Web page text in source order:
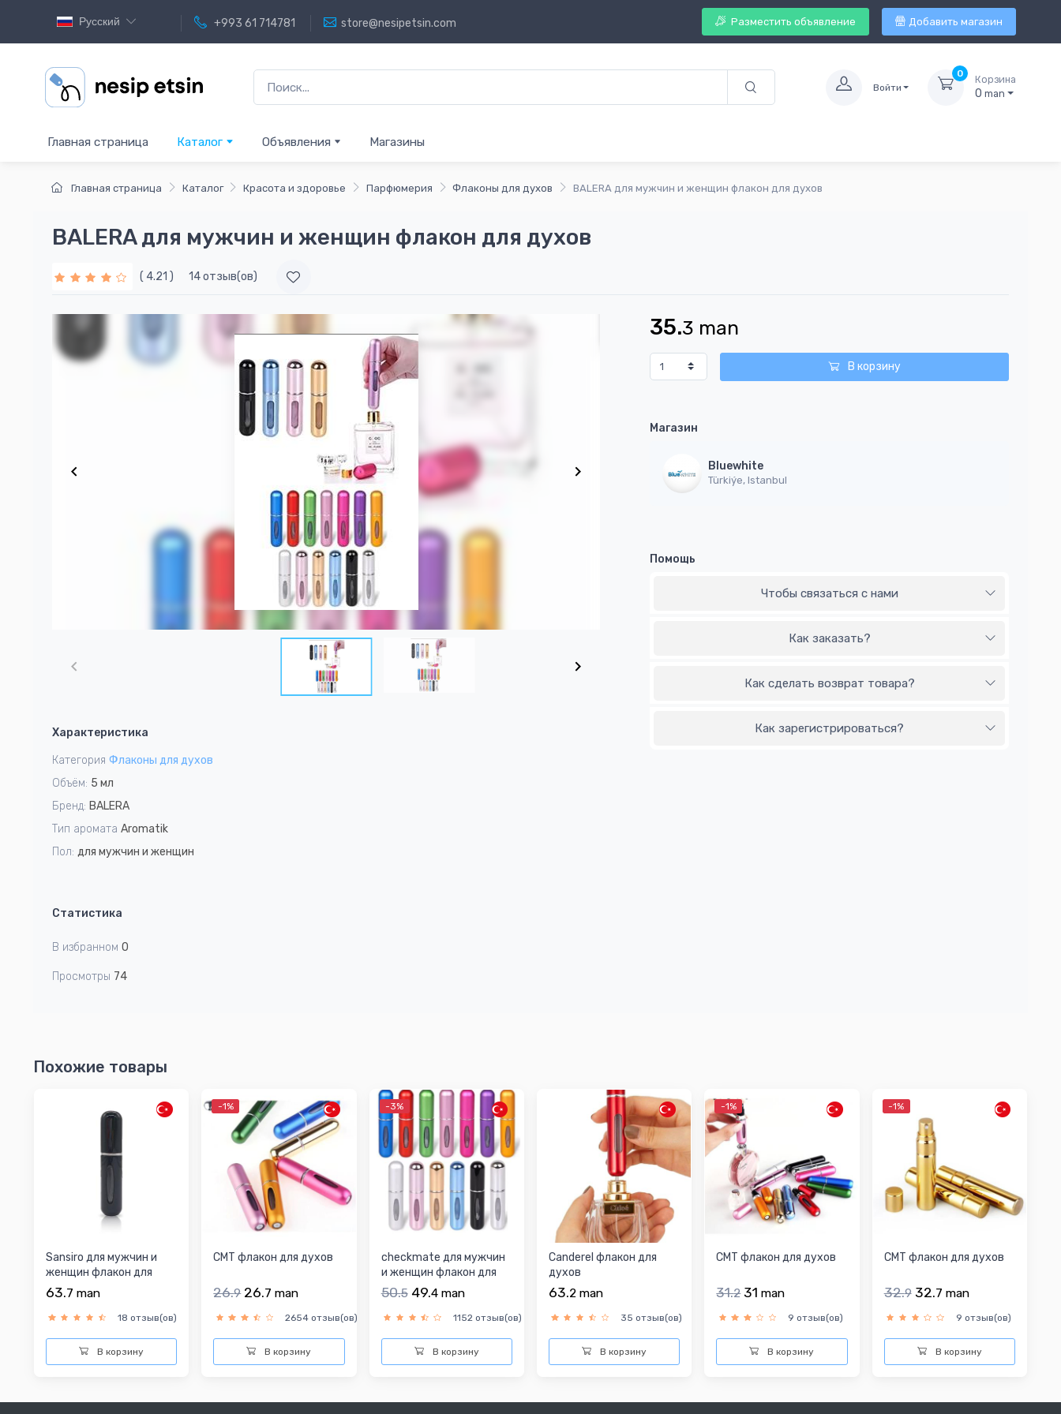
Русский +993 61 714781 store@nesipetsin.com Разместить объявление Добавить магазин
Войти
0
Корзина
0 man
Главная страница Каталог Объявления Магазины
Главная страница Каталог Красота и здоровье Парфюмерия Флаконы для духов BALERA для мужчин и женщин флакон для духов
BALERA для мужчин и женщин флакон для духов
( 4.21 ) 14 отзыв(ов)
2
Характеристика
Категория Флаконы для духов
Объём: 5 мл
Бренд: BALERA
Тип аромата Aromatik
Пол: для мужчин и женщин
Статистика
В избранном 0
Просмотры 74
35.3 man
В корзину
Магазин
Bluewhite
Türkiýe, Istanbul
Помощь
Чтобы связаться с нами
Как заказать?
Как сделать возврат товара?
Как зарегистрироваться?
Похожие товары
Sansiro для мужчин и
женщин флакон для
духов
63.7 man
18 отзыв(ов)
В корзину
-1%
CMT флакон для духов
26.9 26.7 man
2654 отзыв(ов)
В корзину
-3%
checkmate для мужчин
и женщин флакон для
духов
50.5 49.4 man
1152 отзыв(ов)
В корзину
Canderel флакон для
духов
63.2 man
35 отзыв(ов)
В корзину
-1%
CMT флакон для духов
31.2 31man
9 отзыв(ов)
В корзину
-1%
CMT флакон для духов
32.9 32.7 man
9 отзыв(ов)
В корзину